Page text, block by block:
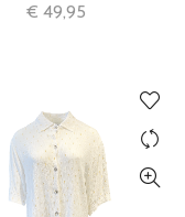
€ 49,95